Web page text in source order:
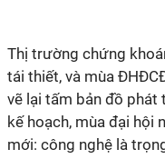
Thị trường chứng
tái thiết, và mùa
vẽ lại tấm bản đồ phát
kế hoạch, mùa đại hội
mới: công nghệ là